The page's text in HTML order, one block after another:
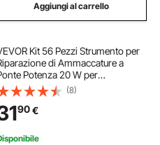
Aggiungi al carrello
Kit 56 Pezzi Strumento per
di Ammaccature a
Potenza 20 W per
Carrozzeria Auto Veicolo da Garage
Officina Fai-da-te, Kit Estrattore
a Ponte in Alluminio
Gomma
(8)
90€